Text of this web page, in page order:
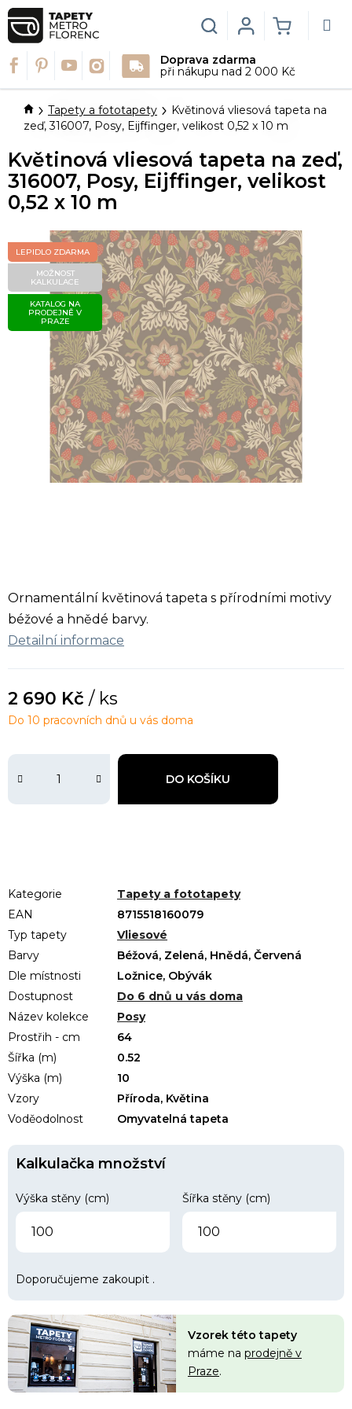
Přejít
na
obsah
Doprava zdarma
při nákupu nad 2 000 Kč
Hledat
KOŠÍK
Login
DomůTapety a fototapety
Květinová vliesová tapeta na
zeď, 316007, Posy, Eijffinger, velikost 0,52 x 10 m
Ornamentální květinová tapeta s přírodními motivy
béžové a hnědé barvy.
Detailní informace
2 690 Kč / ks
DO KOŠÍKU
Do 10 pracovních dnů u vás doma
Kategorie
Tapety a fototapety
EAN
8715518160079
Typ tapety
Vliesové
Barvy
Béžová, Zelená, Hnědá, Červená
Dle místnosti
Ložnice, Obývák
Dostupnost
Do 6 dnů u vás doma
Název kolekce
Posy
Prostřih - cm
64
Šířka (m)
0.52
Výška (m)
10
Vzory
Příroda, Květina
Voděodolnost
Omyvatelná tapeta
Kalkulačka množství
Výška stěny (cm) Šířka stěny (cm)
Doporučujeme zakoupit .
Vzorek této tapety
máme na prodejně v
Praze.
Květinová vliesová tapeta na zeď,
316007, Posy, Eijffinger, velikost
0,52 x 10 m
LEPIDLO ZDARMA
MOŽNOST
KALKULACE
KATALOG NA
PRODEJNĚ V
PRAZE